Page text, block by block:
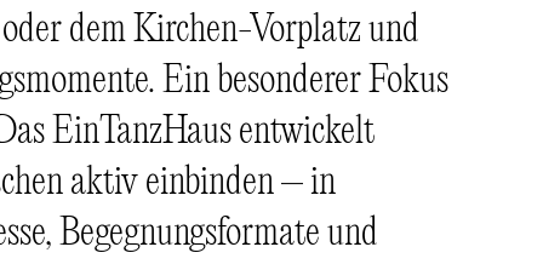
dem Kirchen-Vorplatz und
Ein besonderer Fokus
EinTanzHaus entwickelt
aktiv einbinden – in
Begegnungsformate und